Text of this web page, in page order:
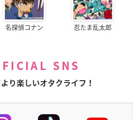
名探偵コナン 忍たま乱太郎
SNS
り楽しいオタクライフ！